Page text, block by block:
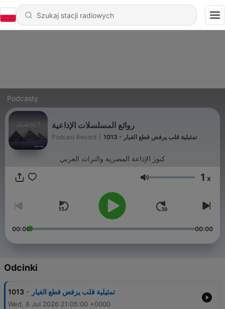
Podcasty
روائع المسلسلات الإذاعية
Podcast Record 1013 - تمثيلية قلب يرفض قطع الغيار
كنوز الإذاعة المصرية والتراث العربي
Głośność 1 x
00:00 00:00
Odcinki
1013 - تمثيلية قلب يرفض قطع الغيار
Wed, 8 Jul 2026 21:05:00 +0000